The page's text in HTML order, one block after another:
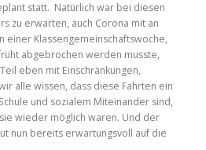
statt. Natürlich war bei diesen
zu erwarten, auch Corona mit an
einer Klassengemeinschaftswoche,
abgebrochen werden musste,
eben mit Einschränkungen,
alle wissen, dass diese Fahrten ein
und sozialem Miteinander sind,
wieder möglich waren. Und der
nun bereits erwartungsvoll auf die